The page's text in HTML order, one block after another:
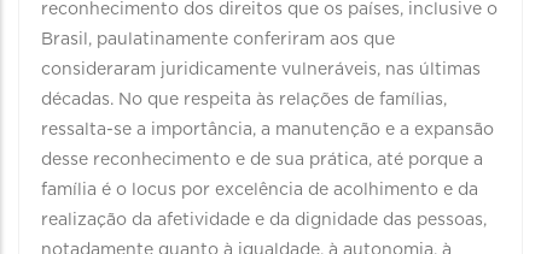
reconhecimento dos direitos que os países, inclusive o
Brasil, paulatinamente conferiram aos que
consideraram juridicamente vulneráveis, nas últimas
décadas. No que respeita às relações de famílias,
ressalta-se a importância, a manutenção e a expansão
desse reconhecimento e de sua prática, até porque a
família é o locus por excelência de acolhimento e da
realização da afetividade e da dignidade das pessoas,
notadamente quanto à igualdade, à autonomia, à